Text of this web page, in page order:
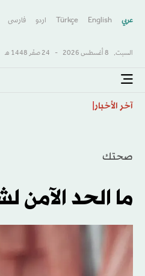
عربي English
Türkçe اردو فارسى
السبت, 8 أغسطس 2026 - 24 صفَر 1448 هـ
آخر الأخبار
صحتك
ما الحد الآمن